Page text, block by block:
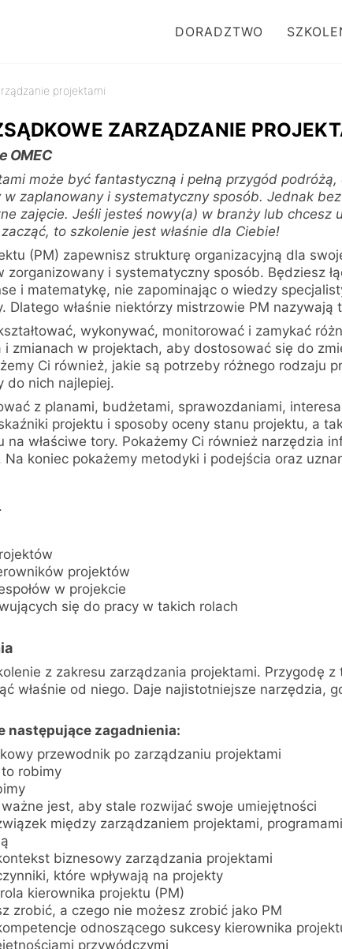
DORADZTWO
projektami
ZARZĄDZANIE
OMEC
może być fantastyczną i pełną przygód
w zaplanowany i systematyczny sposób. Jednak
zajęcie. Jeśli jesteś nowy(a) w branży lub chcesz
to szkolenie jest właśnie dla Ciebie!
(PM) zapewnisz strukturę organizacyjną dla
zorganizowany i systematyczny sposób. Będziesz
i matematykę, nie zapominając o wiedzy
Dlatego właśnie niektórzy mistrzowie PM nazywają
wykonywać, monitorować i zamykać
i zmianach w projektach, aby dostosować się do
Ci również, jakie są potrzeby różnego rodzaju
do nich najlepiej.
z planami, budżetami, sprawozdaniami,
projektu i sposoby oceny stanu projektu, a
na właściwe tory. Pokażemy Ci również narzędzia
Na koniec pokażemy metodyki i podejścia oraz
projektów
w projekcie
się do pracy w takich rolach
z zakresu zarządzania projektami. Przygodę
właśnie od niego. Daje najistotniejsze narzędzia,
następujące zagadnienia:
przewodnik po zarządzaniu projektami
robimy
jest, aby stale rozwijać swoje umiejętności
między zarządzaniem projektami,
biznesowy zarządzania projektami
które wpływają na projekty
kierownika projektu (PM)
zrobić, a czego nie możesz zrobić jako PM
odnoszącego sukcesy kierownika
przywódczymi